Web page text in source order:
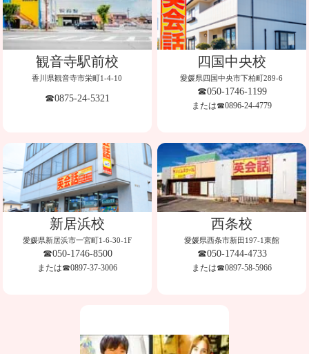
観音寺駅前校
香川県観音寺市栄町1-4-10
☎0875-24-5321
四国中央校
愛媛県四国中央市下柏町289-6
☎050-1746-1199
または☎0896-24-4779
新居浜校
愛媛県新居浜市一宮町1-6-30-1F
☎050-1746-8500
または☎0897-37-3006
西条校
愛媛県西条市新田197-1東館
☎050-1744-4733
または☎0897-58-5966